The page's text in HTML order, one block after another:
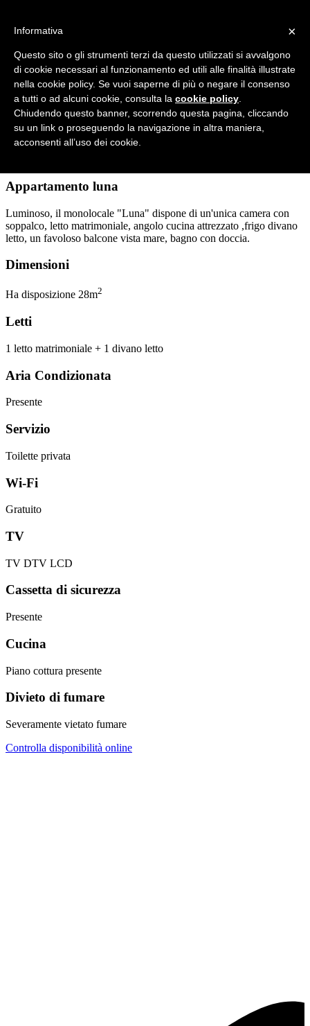
Il residence
La nostra storia
Appartamenti
Servizi
La nostra cittadina
Contatti
Select Language
Appartamento luna
Luminoso, il monolocale "Luna" dispone di un'unica camera con
soppalco, letto matrimoniale, angolo cucina attrezzato ,frigo divano
letto, un favoloso balcone vista mare, bagno con doccia.
Dimensioni
Ha disposizione 28m2
Letti
1 letto matrimoniale + 1 divano letto
Aria Condizionata
Presente
Servizio
Toilette privata
Wi-Fi
Gratuito
TV
TV DTV LCD
Cassetta di sicurezza
Presente
Cucina
Piano cottura presente
Divieto di fumare
Severamente vietato fumare
Controlla disponibilità online
×
Informativa
Questo sito o gli strumenti terzi da questo utilizzati si avvalgono
di cookie necessari al funzionamento ed utili alle finalità illustrate
nella cookie policy. Se vuoi saperne di più o negare il consenso
a tutti o ad alcuni cookie, consulta la cookie policy
Chiudendo questo banner, scorrendo questa pagina, cliccando
su un link o proseguendo la navigazione in altra maniera,
acconsenti all’uso dei cookie.